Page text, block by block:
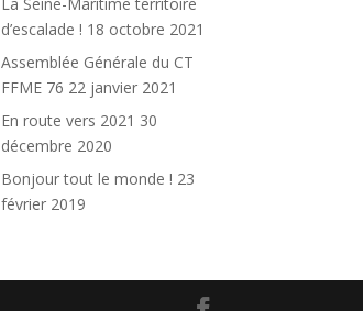
d’escalade ! 18 octobre 2021
Assemblée Générale du CT
FFME 76 22 janvier 2021
En route vers 2021 30
décembre 2020
Bonjour tout le monde ! 23
février 2019